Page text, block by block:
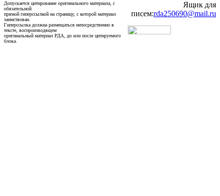
Допускается цитирование оригинального материала, с
обязательной
прямой гиперссылкой на страницу, с которой материал
заимствован.
Гиперссылка должна размещаться непосредственно в
тексте, воспроизводящем
оригинальный материал РДА, до или после цитируемого
блока.
Ящик для
писем:rda250690@mail.ru